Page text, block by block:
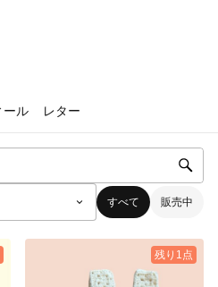
ール レター
すべて 販売中
残り1点